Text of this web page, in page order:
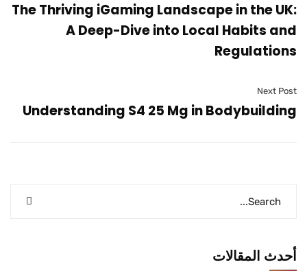
The Thriving iGaming Landscape in the UK:
A Deep-Dive into Local Habits and
Regulations
Next Post
Understanding S4 25 Mg in Bodybuilding
أحدث المقالات